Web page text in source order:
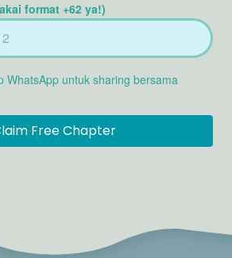
format +62 ya!)
WhatsApp untuk sharing bersama
Free Chapter